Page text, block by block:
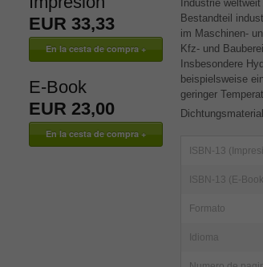
EUR 33,33
E-Book
EUR 23,00
Industrie
Bestandteil
im Maschinen-
Kfz- und
Insbesondere
beispielsweise
geringer
ISBN-13
ISBN-13 (E-
Formato
Idioma